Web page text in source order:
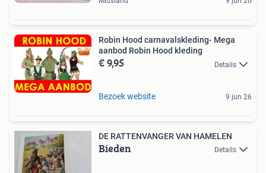
Robin Hood carnavalskleding- Mega
aanbod Robin Hood kleding
€ 9,95 Details
Bezoek website 9 jun 26
DE RATTENVANGER VAN HAMELEN
Bieden Details